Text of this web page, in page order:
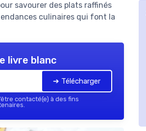
savourer des plats raffinés
culinaires qui font la
livre blanc
➔ Télécharger
contacté(e) à des fins